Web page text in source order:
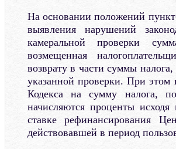
На основании положений
выявления нарушений
камеральной проверки
возмещенная
возврату в части суммы
указанной проверки. При этом
Кодекса на сумму налога,
начисляются проценты
ставке рефинансирования
действовавшей в период